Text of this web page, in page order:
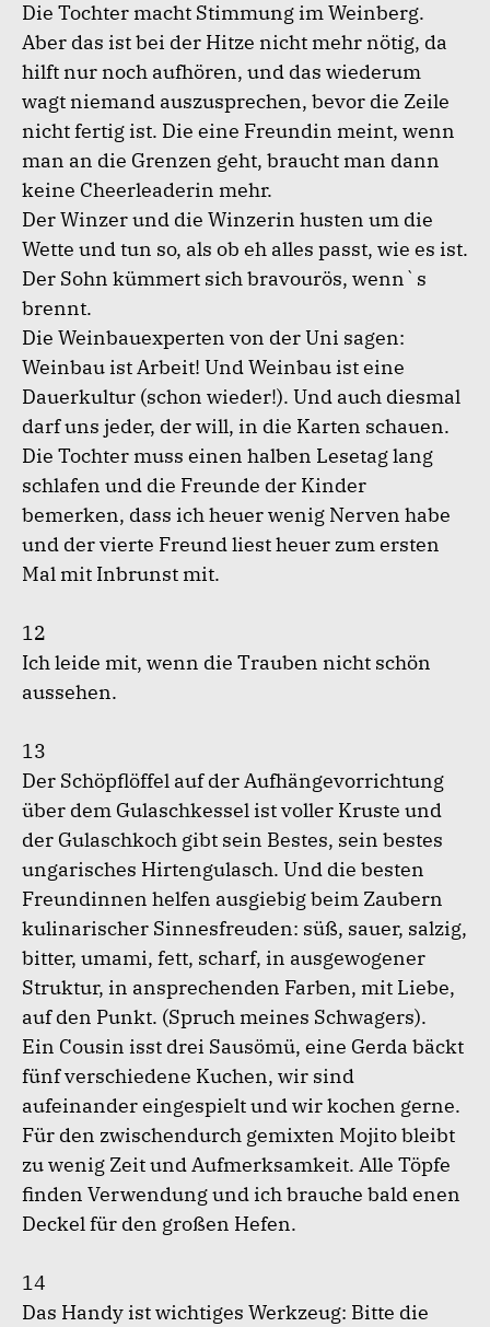
Die Tochter macht Stimmung im Weinberg.
Aber das ist bei der Hitze nicht mehr nötig, da
hilft nur noch aufhören, und das wiederum
wagt niemand auszusprechen, bevor die Zeile
nicht fertig ist. Die eine Freundin meint, wenn
man an die Grenzen geht, braucht man dann
keine Cheerleaderin mehr.
Der Winzer und die Winzerin husten um die
Wette und tun so, als ob eh alles passt, wie es ist.
Der Sohn kümmert sich bravourös, wenn`s
brennt.
Die Weinbauexperten von der Uni sagen:
Weinbau ist Arbeit! Und Weinbau ist eine
Dauerkultur (schon wieder!). Und auch diesmal
darf uns jeder, der will, in die Karten schauen.
Die Tochter muss einen halben Lesetag lang
schlafen und die Freunde der Kinder
bemerken, dass ich heuer wenig Nerven habe
und der vierte Freund liest heuer zum ersten
Mal mit Inbrunst mit.
12
Ich leide mit, wenn die Trauben nicht schön
aussehen.
13
Der Schöpflöffel auf der Aufhängevorrichtung
über dem Gulaschkessel ist voller Kruste und
der Gulaschkoch gibt sein Bestes, sein bestes
ungarisches Hirtengulasch. Und die besten
Freundinnen helfen ausgiebig beim Zaubern
kulinarischer Sinnesfreuden: süß, sauer, salzig,
bitter, umami, fett, scharf, in ausgewogener
Struktur, in ansprechenden Farben, mit Liebe,
auf den Punkt. (Spruch meines Schwagers).
Ein Cousin isst drei Sausömü, eine Gerda bäckt
fünf verschiedene Kuchen, wir sind
aufeinander eingespielt und wir kochen gerne.
Für den zwischendurch gemixten Mojito bleibt
zu wenig Zeit und Aufmerksamkeit. Alle Töpfe
finden Verwendung und ich brauche bald enen
Deckel für den großen Hefen.
14
Das Handy ist wichtiges Werkzeug: Bitte die